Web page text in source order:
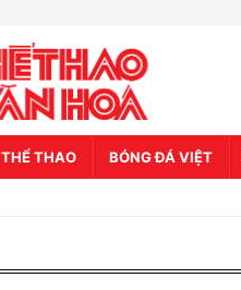
THỂ THAO BÓNG ĐÁ VIỆT